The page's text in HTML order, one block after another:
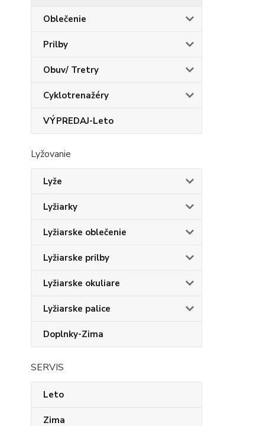
Oblečenie
Prilby
Obuv/ Tretry
Cyklotrenažéry
VÝPREDAJ-Leto
Lyžovanie
Lyže
Lyžiarky
Lyžiarske oblečenie
Lyžiarske prilby
Lyžiarske okuliare
Lyžiarske palice
Doplnky-Zima
SERVIS
Leto
Zima